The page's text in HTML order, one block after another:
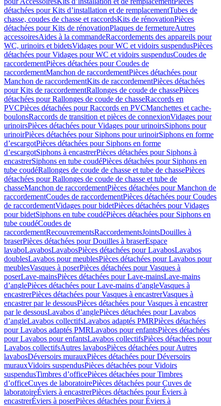
détachées pour Kits d’installation et de remplacementTubes de
chasse, coudes de chasse et raccordsKits de rénovationPièces
détachées pour Kits de rénovationPlaques de fermetureAutres
accessoiresAides à la commandeRaccordements des appareils pour
WC, urinoirs et bidetsVidages pour WC et vidoirs suspendusPièces
détachées pour Vidages pour WC et vidoirs suspendusCoudes de
raccordementPièces détachées pour Coudes de
raccordementManchon de raccordementPièces détachées pour
Manchon de raccordementKits de raccordementPièces détachées
pour Kits de raccordementRallonges de coude de chassePièces
détachées pour Rallonges de coude de chasseRaccords en
PVCPièces détachées pour Raccords en PVCManchettes et cache-
boulonsRaccords de transition et pièces de connexionVidages pour
urinoirsPièces détachées pour Vidages pour urinoirsSiphons pour
urinoirPièces détachées pour Siphons pour urinoirSiphons en forme
d’escargotPièces détachées pour Siphons en forme
d’escargotSiphons à encastrerPièces détachées pour Siphons à
encastrerSiphons en tube coudéPièces détachées pour Siphons en
tube coudéRallonges de coude de chasse et tube de chassePièces
détachées pour Rallonges de coude de chasse et tube de
chasseManchon de raccordementPièces détachées pour Manchon de
raccordementCoudes de raccordementPièces détachées pour Coudes
de raccordementVidages pour bidetPièces détachées pour Vidages
pour bidetSiphons en tube coudéPièces détachées pour Siphons en
tube coudéCoudes de
raccordementRecouvrementsRaccordementsJointsDouilles à
braserPièces détachées pour Douilles à braserEspace
lavaboLavabosLavabosPièces détachées pour LavabosLavabos
doublesLavabos pour meublesPièces détachées pour Lavabos pour
meublesVasques à poserPièces détachées pour Vasques à
poserLave-mainsPièces détachées pour Lave-mainsLave-mains
d’anglePièces détachées pour Lave-mains d’angleVasques à
encastrerPièces détachées pour Vasques à encastrerVasques à
encastrer par le dessousPièces détachées pour Vasques à encastrer
par le dessousLavabos d’anglePièces détachées pour Lavabos
d’angleLavabos collectifsLavabos adaptés PMRPièces détachées
pour Lavabos adaptés PMRLavabos pour enfantsPièces détachées
pour Lavabos pour enfantsLavabos collectifsPièces détachées pour
Lavabos collectifsAutres lavabosPièces détachées pour Autres
lavabosDéversoirs murauxPièces détachées pour Déversoirs
murauxVidoirs suspendusPièces détachées pour Vidoirs
suspendusTimbres dʼofficePièces détachées pour Timbres
dʼofficeCuves de laboratoirePièces détachées pour Cuves de
laboratoireÉviers à encastrerPièces détachées pour Éviers à
encastrerÉviers à poserPièces détachées pour Éviers à